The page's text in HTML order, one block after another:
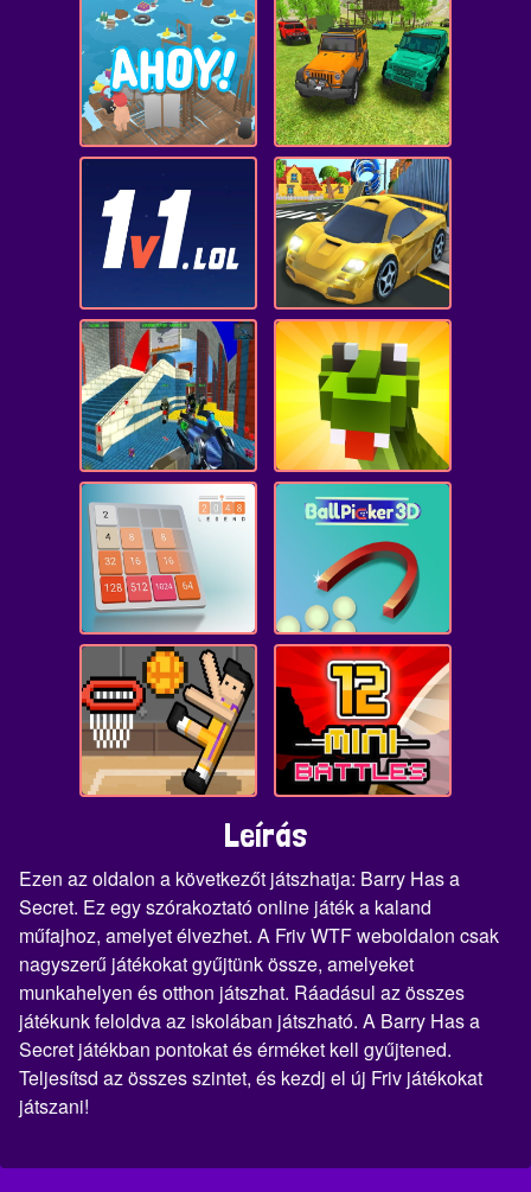
Leírás
Ezen az oldalon a következőt játszhatja: Barry Has a
Secret. Ez egy szórakoztató online játék a kaland
műfajhoz, amelyet élvezhet. A Friv WTF weboldalon csak
nagyszerű játékokat gyűjtünk össze, amelyeket
munkahelyen és otthon játszhat. Ráadásul az összes
játékunk feloldva az iskolában játszható. A Barry Has a
Secret játékban pontokat és érméket kell gyűjtened.
Teljesítsd az összes szintet, és kezdj el új Friv játékokat
játszani!